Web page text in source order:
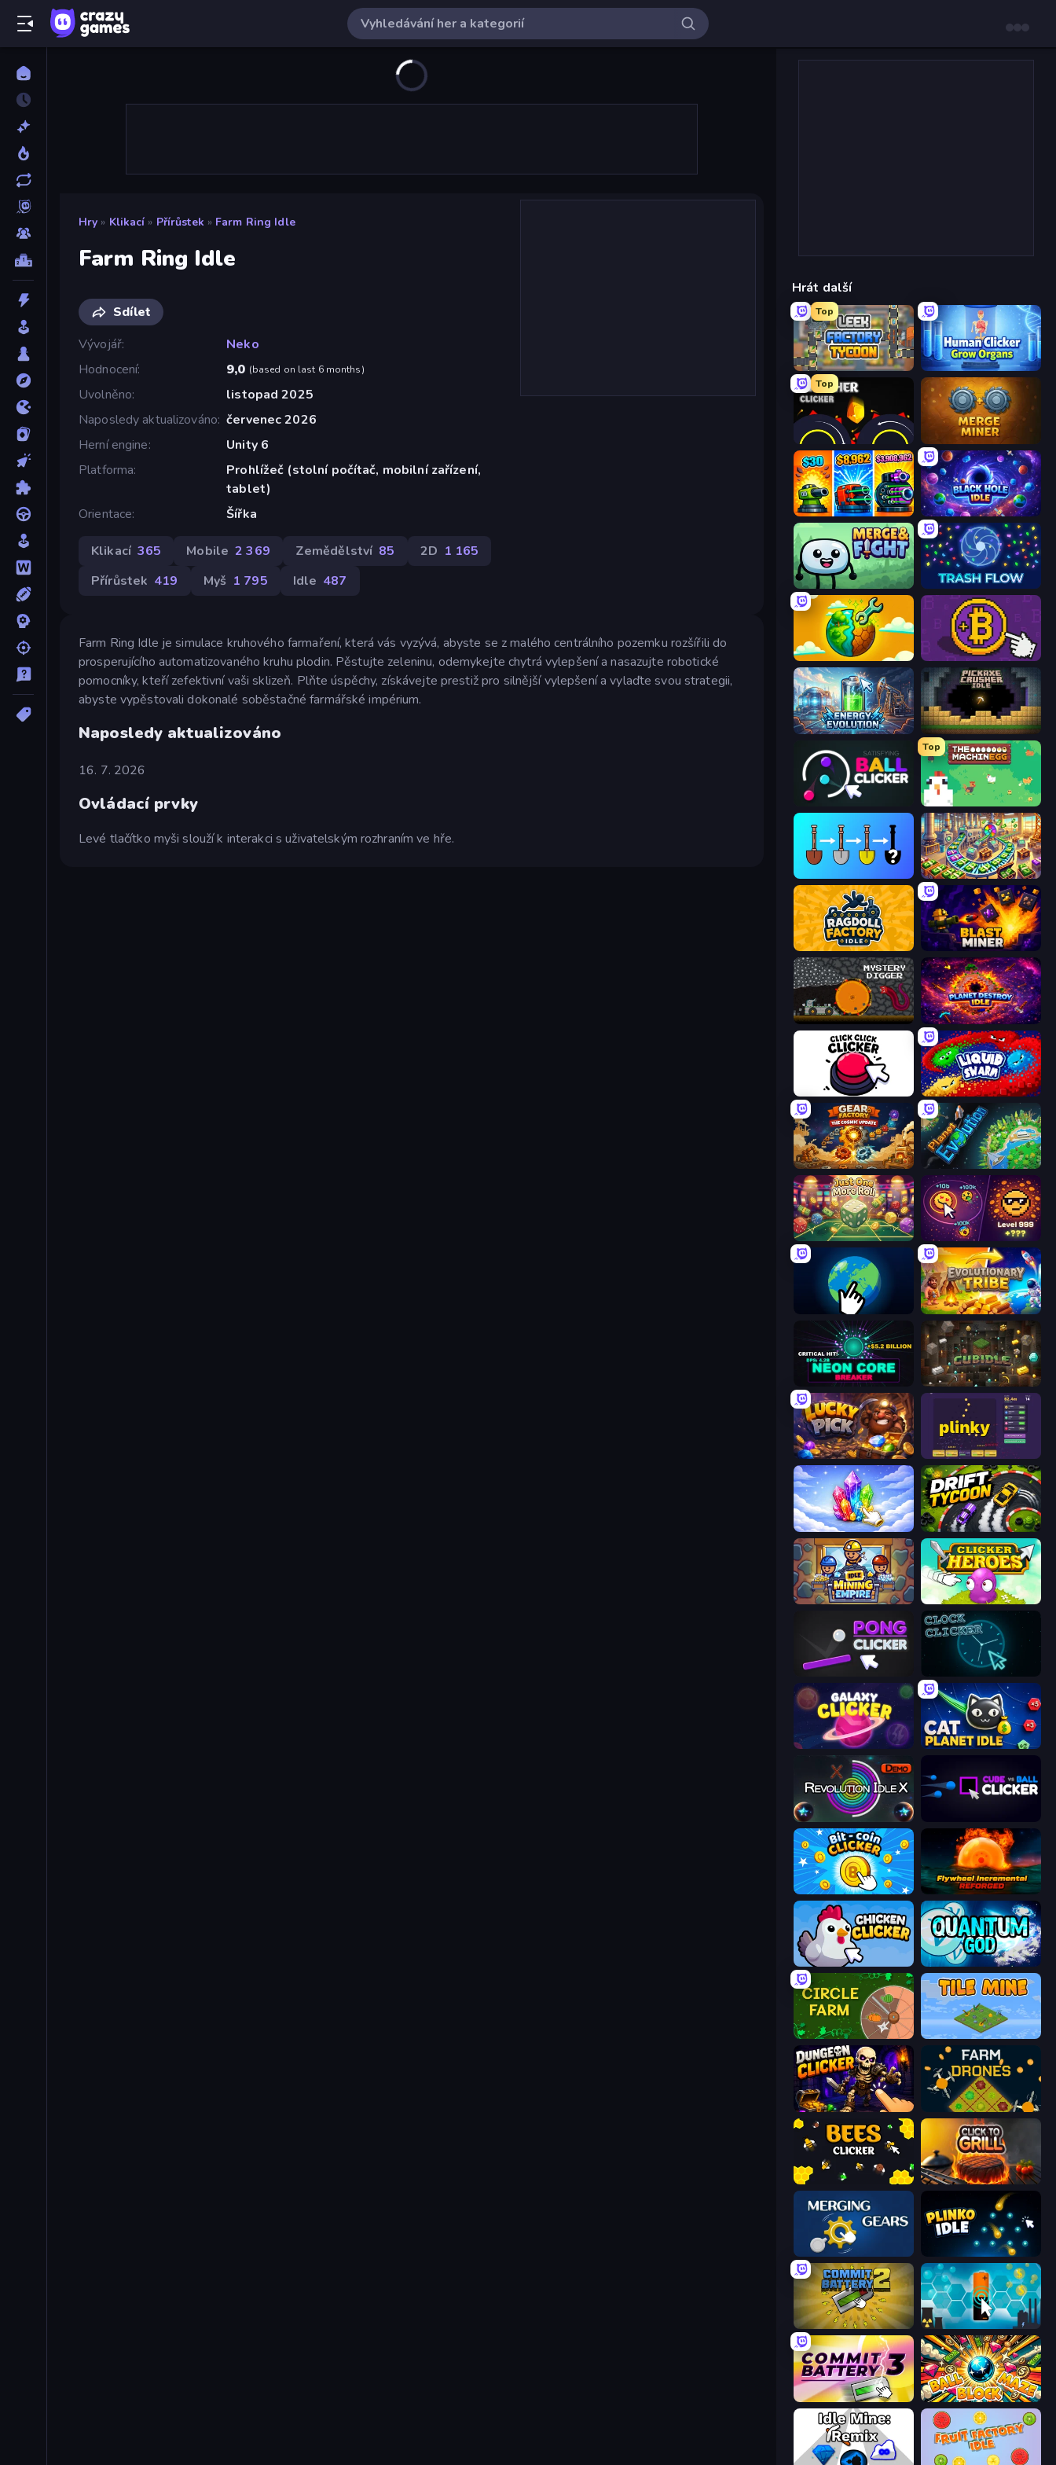
Hry » Klikací » Přírůstek » Farm Ring Idle
Farm Ring Idle
Sdílet
Vývojář
Neko
Hodnocení
9,0 (based on last 6 months)
Uvolněno
listopad 2025
Naposledy aktualizováno červenec 2026
Herní engine
Unity 6
Platforma
Prohlížeč (stolní počítač, mobilní zařízení,
tablet)
Orientace
Šířka
Klikací 365 Mobile 2 369 Zemědělství 85 2D 1 165
Přírůstek 419 Myš 1 795 Idle 487
Farm Ring Idle je simulace kruhového farmaření, která vás vyzývá, abyste se z malého centrálního pozemku rozšířili do
prosperujícího automatizovaného kruhu plodin. Pěstujte zeleninu, odemykejte chytrá vylepšení a nasazujte robotické
pomocníky, kteří zefektivní vaši sklizeň. Plňte úspěchy, získávejte prestiž pro silnější vylepšení a vylaďte svou strategii,
abyste vypěstovali dokonalé soběstačné farmářské impérium.
Naposledy aktualizováno
16. 7. 2026
Ovládací prvky
Levé tlačítko myši slouží k interakci s uživatelským rozhraním ve hře.
Hrát další
Top
Leek Factory Tycoon Human Clicker: Grow Organs
Top
Crusher Clicker Merge Miner
Pumpkin Defense: Merge Cannon Black Hole Idle
Merge & Fight Trash Flow
Land Explorers: Merge & Build Money Maker
Energy Evolution Pickaxe Crusher Idle
Satisfying Ball Clicker
Top
The MachinEGG
Money Factory: Tycoon Idle Game
Ragdoll Factory Idle Blast Miner
Mystery Digger Planet Destroy Idle
Click Click Clicker Liquid Swarm
Gear Factory Planet Evolution: Idle Clicker
Just One More Roll Dominate All Shapes
Planet Clicker 2 Evolutionary Tribe
Neon Core Breaker Cubidle
Lucky Pick Plinky
Crystalia Idle Clicker Drift Tycoon
Idle Mining Empire Clicker Heroes
Pong Clicker Clock Clicker
Galaxy Clicker Cat Planet Idle
Revolution Idle X
Bit-coin Clicker Flywheel Incremental: Reforged
Chicken Clicker Quantum God
Circle Farm Tile Mine
Dungeon Clicker Farm Drones
Bees Clicker Click To Grill
Merging Gears Plinko Idle
Commit Battery 2 Battery Clicker
Commit Battery 3 Ball Block Maze